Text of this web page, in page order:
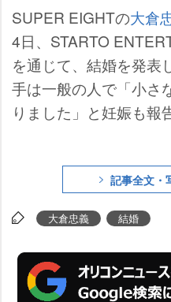
SUPER EIGHTの大倉
4日、STARTO
を通じて、結婚を発表
手は一般の人で「小さ
りました」と妊娠も報
記事全文・
大倉忠義 結婚